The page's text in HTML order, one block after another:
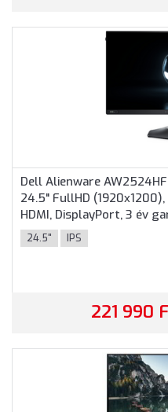
Dell Alienware
24.5" FullHD (1920x1200),
HDMI, DisplayPort, 3 év
24.5" IPS
221 990